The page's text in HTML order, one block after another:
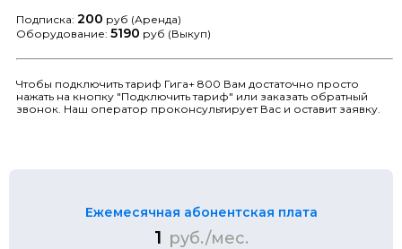
Подписка: 200 руб (Аренда)
Оборудование: 5190 руб (Выкуп)
Чтобы подключить тариф Гига+ 800 Вам достаточно просто
нажать на кнопку "Подключить тариф" или заказать обратный
звонок. Наш оператор проконсультирует Вас и оставит заявку.
Ежемесячная абонентская плата
1 руб./мес.